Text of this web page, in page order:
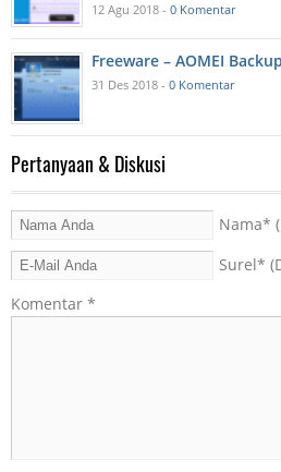
12 Agu 2018 - 0 Komentar
Freeware – AOMEI
31 Des 2018 - 0 Komentar
Pertanyaan & Diskusi
Nama*
Surel*
Komentar *